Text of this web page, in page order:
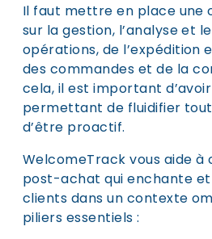
Il faut mettre en place une
sur la gestion, l’analyse et
opérations, de l’expédition
des commandes et de la
cela, il est important
permettant de fluidifier
d’être proactif.
WelcomeTrack vous aide à
post-achat qui enchante et
clients dans un contexte
piliers essentiels :